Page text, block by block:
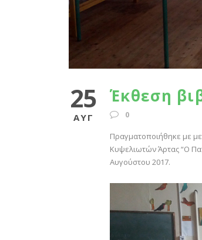
25
ΑΥΓ
Έκθεση
0
Πραγματοποιήθηκε με
Κυψελιωτών Άρτας “Ο
Αυγούστου 2017.